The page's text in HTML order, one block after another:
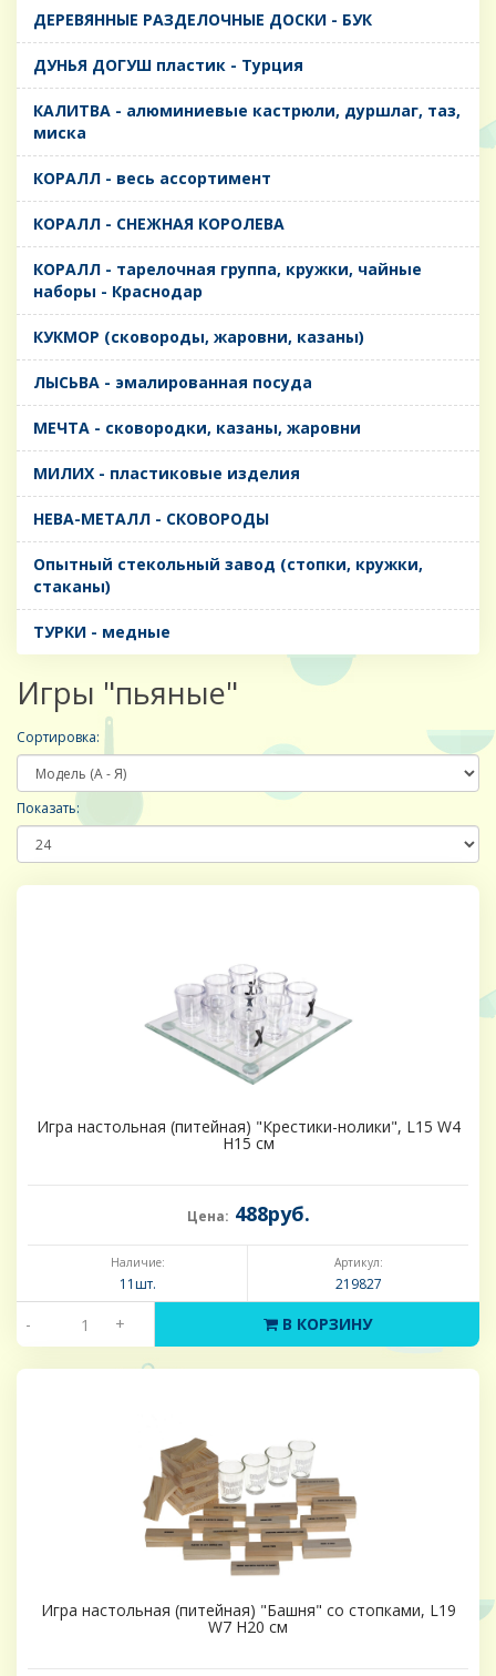
ДЕРЕВЯННЫЕ РАЗДЕЛОЧНЫЕ ДОСКИ - БУК
ДУНЬЯ ДОГУШ пластик - Турция
КАЛИТВА - алюминиевые кастрюли, дуршлаг, таз,
миска
КОРАЛЛ - весь ассортимент
КОРАЛЛ - СНЕЖНАЯ КОРОЛЕВА
КОРАЛЛ - тарелочная группа, кружки, чайные
наборы - Краснодар
КУКМОР (сковороды, жаровни, казаны)
ЛЫСЬВА - эмалированная посуда
МЕЧТА - сковородки, казаны, жаровни
МИЛИХ - пластиковые изделия
НЕВА-МЕТАЛЛ - СКОВОРОДЫ
Опытный стекольный завод (стопки, кружки,
стаканы)
ТУРКИ - медные
Игры "пьяные"
Сортировка:
Показать:
Игра настольная (питейная) "Крестики-нолики", L15 W4
H15 см
Цена: 488руб.
Наличие:
11шт.
Артикул:
219827
- + В КОРЗИНУ
Игра настольная (питейная) "Башня" со стопками, L19
W7 H20 см